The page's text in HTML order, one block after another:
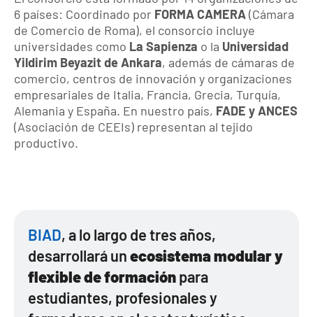
6 países: Coordinado por FORMA CAMERA(Cámara
de Comercio de Roma), el consorcio incluye
universidades como La Sapienza o la Universidad
Yildirim Beyazit de Ankara, además de cámaras de
comercio, centros de innovación y organizaciones
empresariales de Italia, Francia, Grecia, Turquía,
Alemania y España. En nuestro país, FADE y ANCES
(Asociación de CEEIs) representan al tejido
productivo.
BIAD, a lo largo de tres años,
desarrollará unecosistema modular y
flexible de formaciónpara
estudiantes, profesionales y